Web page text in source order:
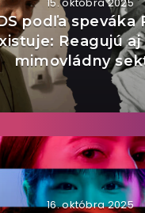
podľa speváka
Reagujú
mimovládny
16. októbra 2025